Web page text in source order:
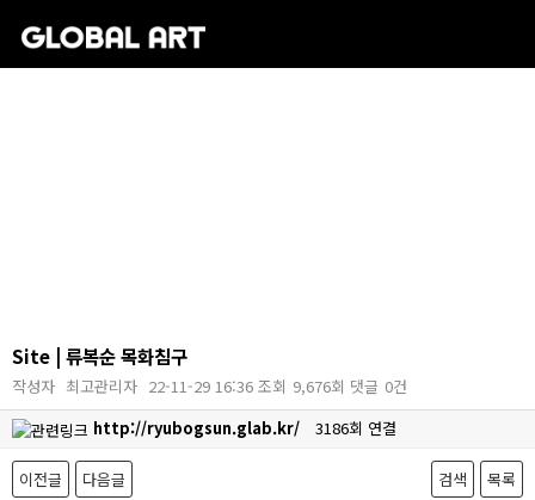
Site | 류복순 목화침구
작성자 최고관리자 22-11-29 16:36 조회 9,676회 댓글 0건
http://ryubogsun.glab.kr/
3186회 연결
이전글 다음글 검색 목록